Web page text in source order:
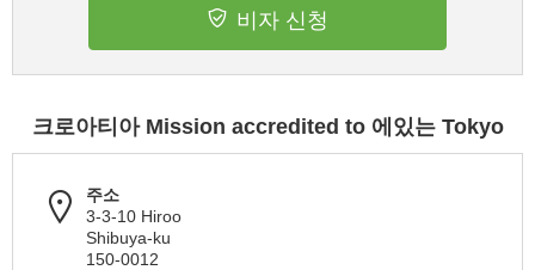
비자 신청
크로아티아 Mission accredited to 에있는 Tokyo
주소
3-3-10 Hiroo
Shibuya-ku
150-0012